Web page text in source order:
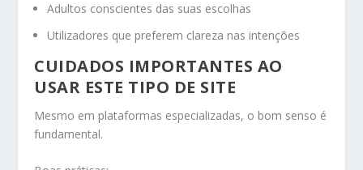
Adultos conscientes das suas escolhas
Utilizadores que preferem clareza nas intenções
CUIDADOS IMPORTANTES AO
USAR ESTE TIPO DE SITE
Mesmo em plataformas especializadas, o bom senso é
fundamental.